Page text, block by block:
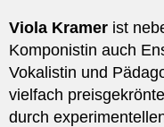
Viola Kramer ist
Komponistin auch
Vokalistin und
vielfach
durch